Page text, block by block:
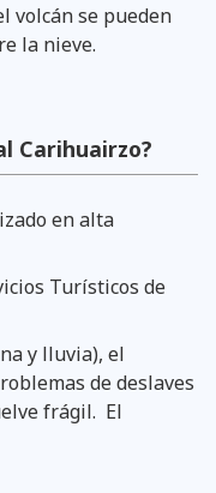
volcán se pueden
la nieve.
Carihuairzo?
en alta
Turísticos de
y lluvia), el
de deslaves
frágil. El